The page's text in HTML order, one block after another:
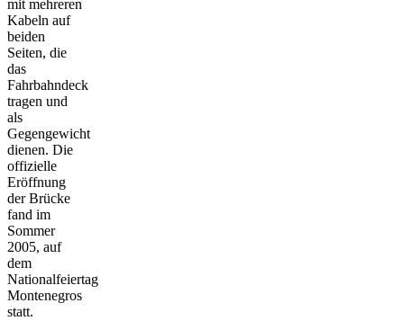
mit mehreren
Kabeln auf
beiden
Seiten, die
das
Fahrbahndeck
tragen und
als
Gegengewicht
dienen. Die
offizielle
Eröffnung
der Brücke
fand im
Sommer
2005, auf
dem
Nationalfeiertag
Montenegros
statt.